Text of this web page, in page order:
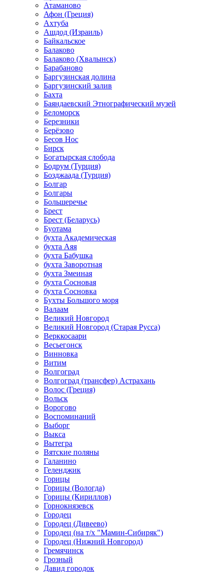
Атаманово
Афон (Греция)
Ахтуба
Ашдод (Израиль)
Байкальское
Балаково
Балаково (Хвалынск)
Барабаново
Баргузинская долина
Баргузинский залив
Бахта
Баяндаевский Этнографический музей
Беломорск
Березники
Берёзово
Бесов Нос
Бирск
Богатырская слобода
Бодрум (Турция)
Бозджаада (Турция)
Болгар
Болгары
Большеречье
Брест
Брест (Беларусь)
Буотама
бухта Академическая
бухта Аяя
бухта Бабушка
бухта Заворотная
бухта Змеиная
бухта Сосновая
бухта Сосновка
Бухты Большого моря
Валаам
Великий Новгород
Великий Новгород (Старая Русса)
Верккосаари
Весьегонск
Винновка
Витим
Волгоград
Волгоград (трансфер) Астрахань
Волос (Греция)
Вольск
Ворогово
Воспоминаний
Выборг
Выкса
Вытегра
Вятские поляны
Галанино
Геленджик
Горицы
Горицы (Вологда)
Горицы (Кириллов)
Горнокнязевск
Городец
Городец (Дивеево)
Городец (на т/х "Мамин-Сибиряк")
Городец (Нижний Новгород)
Гремячинск
Грозный
Давид городок